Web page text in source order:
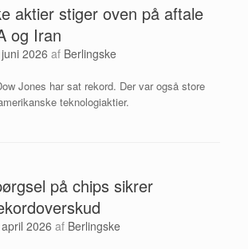
aktier stiger oven på aftale
og Iran
2026 af Berlingske
Jones har sat rekord. Der var også store
teknologiaktier.
på chips sikrer
2026 af Berlingske